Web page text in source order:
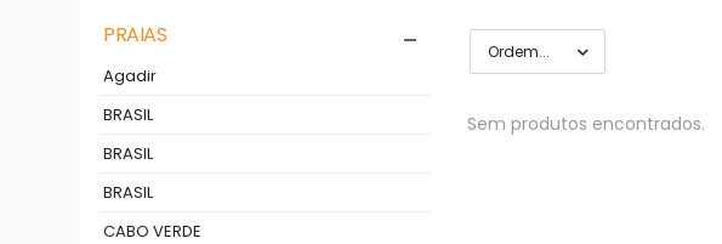
PRAIAS
Agadir
BRASIL
BRASIL
BRASIL
CABO VERDE
Sem produtos encontrados.